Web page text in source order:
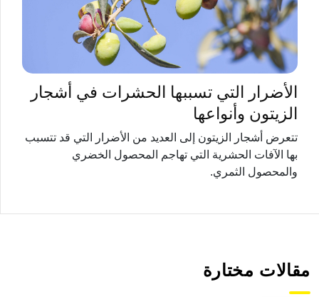
الأضرار التي تسببها الحشرات في أشجار
الزيتون وأنواعها
تتعرض أشجار الزيتون إلى العديد من الأضرار التي قد تتسبب
بها الآفات الحشرية التي تهاجم المحصول الخضري
والمحصول الثمري.
مقالات مختارة